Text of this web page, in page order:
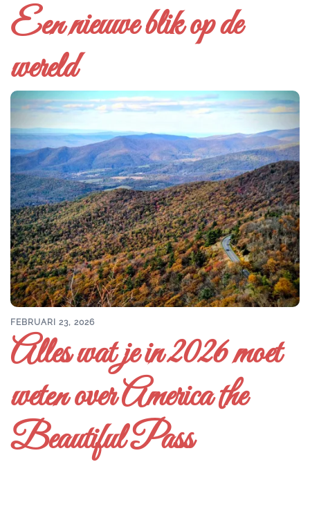
Een nieuwe blik op de
wereld
FEBRUARI 23, 2026
Alles wat je in 2026 moet
weten over America the
Beautiful Pass